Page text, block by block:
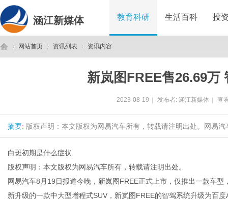
涵江新媒体 教育科研 生活百科 投
网站首页 资讯列表 资讯内容
新岚图FREE售26.69万
2023-08-19 发布者: 涵江新媒体 查
摘要: 版权声明：本文版权为网易汽车所有，转载请注明出处。网易
白斑初期是什么症状
版权声明：本文版权为网易汽车所有，转载请注明出处。
网易汽车8月19日报道今晚，新岚图FREE正式上市，仅推出一款车
新升级的一款中大型增程式SUV，新岚图FREE的智驾系统升级为百